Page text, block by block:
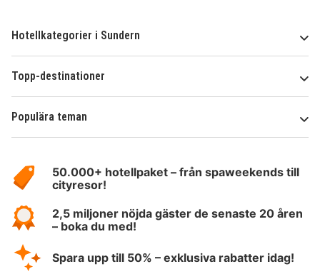
Hotellkategorier i Sundern
Topp-destinationer
Populära teman
HotelSpecials50.000+ hotellpaket – från spaweekends till
cityresor!
2,5 miljoner nöjda gäster de senaste 20 åren
– boka du med!
Spara upp till 50% – exklusiva rabatter idag!